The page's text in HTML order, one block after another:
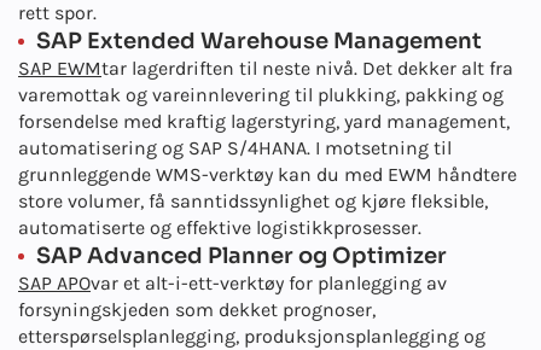
rett spor.
SAP Extended Warehouse Management
SAP EWMtar lagerdriften til neste nivå. Det dekker alt fra
varemottak og vareinnlevering til plukking, pakking og
forsendelse med kraftig lagerstyring, yard management,
automatisering og SAP S/4HANA. I motsetning til
grunnleggende WMS-verktøy kan du med EWM håndtere
store volumer, få sanntidssynlighet og kjøre fleksible,
automatiserte og effektive logistikkprosesser.
SAP Advanced Planner og Optimizer
SAP APOvar et alt-i-ett-verktøy for planlegging av
forsyningskjeden som dekket prognoser,
etterspørselsplanlegging, produksjonsplanlegging og